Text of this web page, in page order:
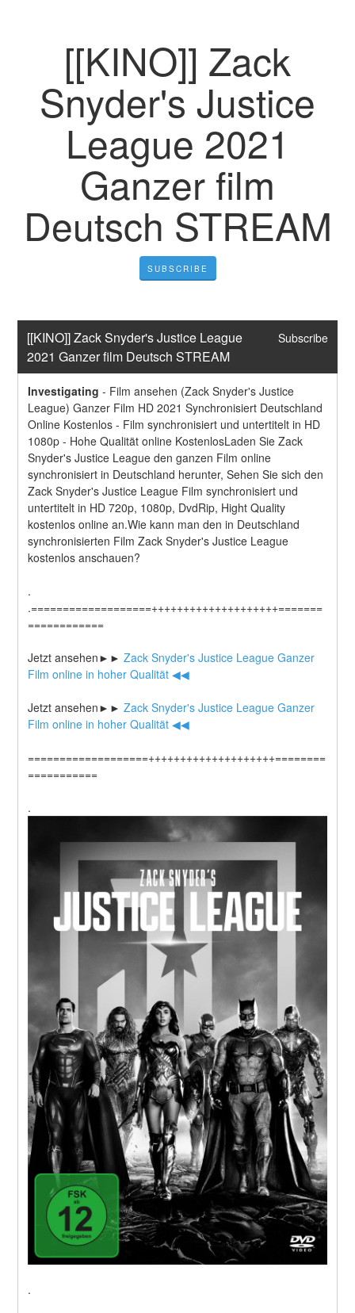
[[KINO]] Zack
Snyder's Justice
League 2021
Ganzer film
Deutsch STREAM
SUBSCRIBE
[[KINO]] Zack Snyder's Justice League
2021 Ganzer film Deutsch STREAM
Subscribe
Investigating - Film ansehen (Zack Snyder's Justice
League) Ganzer Film HD 2021 Synchronisiert Deutschland
Online Kostenlos - Film synchronisiert und untertitelt in HD
1080p - Hohe Qualität online KostenlosLaden Sie Zack
Snyder's Justice League den ganzen Film online
synchronisiert in Deutschland herunter, Sehen Sie sich den
Zack Snyder's Justice League Film synchronisiert und
untertitelt in HD 720p, 1080p, DvdRip, Hight Quality
kostenlos online an.Wie kann man den in Deutschland
synchronisierten Film Zack Snyder's Justice League
kostenlos anschauen?
.
.===================++++++++++++++++++++=======
============
Jetzt ansehen►► Zack Snyder's Justice League Ganzer
Film online in hoher Qualität ◀◀
Jetzt ansehen►► Zack Snyder's Justice League Ganzer
Film online in hoher Qualität ◀◀
===================++++++++++++++++++++========
===========
.
.